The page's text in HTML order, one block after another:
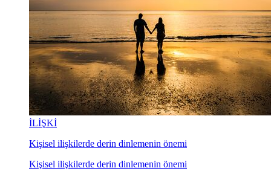
İLİŞKİ
Kişisel ilişkilerde derin dinlemenin önemi
Kişisel ilişkilerde derin dinlemenin önemi